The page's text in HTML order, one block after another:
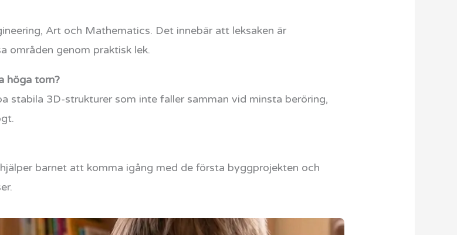
Art och Mathematics. Det innebär att leksaken är
områden genom praktisk lek.
höga torn?
stabila 3D-strukturer som inte faller samman vid minsta beröring,
barnet att komma igång med de första byggprojekten och